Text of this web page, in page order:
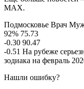
MAX.
Подмосковье Врач
92% 75.73
-0.30 90.47
-0.51 На рубеже
зодиака на февраль
Нашли ошибку?